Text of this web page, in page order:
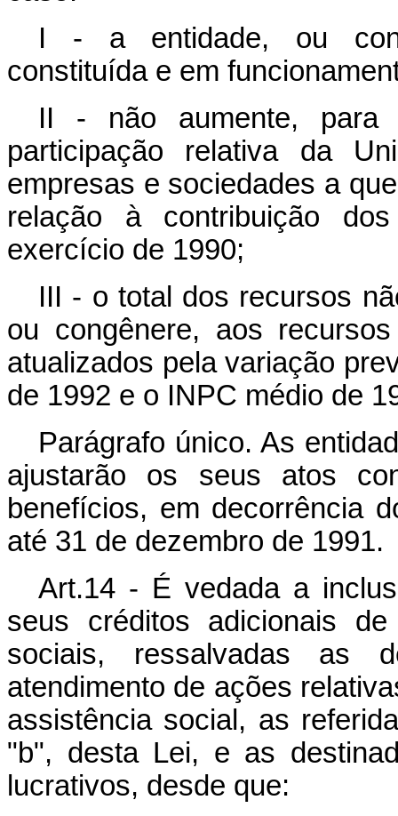
I - a entidade, ou
constituída e em
II - não aumente, para
participação relativa da
empresas e sociedades a
relação à contribuição
exercício de 1990;
III - o total dos recursos
ou congênere, aos
atualizados pela variação
de 1992 e o INPC médio de
Parágrafo único. As
ajustarão os seus atos
benefícios, em decorrência
até 31 de dezembro de 1991.
Art.14 - É vedada a
seus créditos adicionais
sociais, ressalvadas as
atendimento de ações
assistência social, as
"b", desta Lei, e as
lucrativos, desde que: